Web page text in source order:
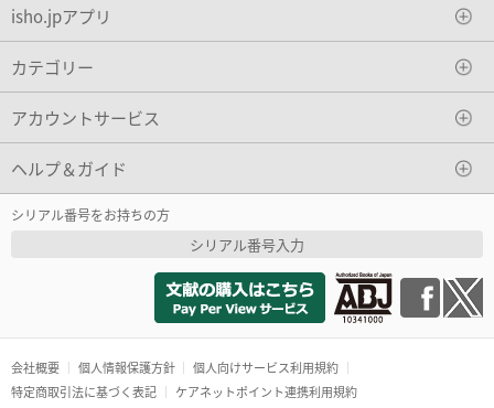
isho.jpアプリ
カテゴリー
アカウントサービス
ヘルプ＆ガイド
シリアル番号をお持ちの方
シリアル番号入力
会社概要 個人情報保護方針
個人向けサービス利用規約
特定商取引法に基づく表記
ケアネットポイント連携利用規約